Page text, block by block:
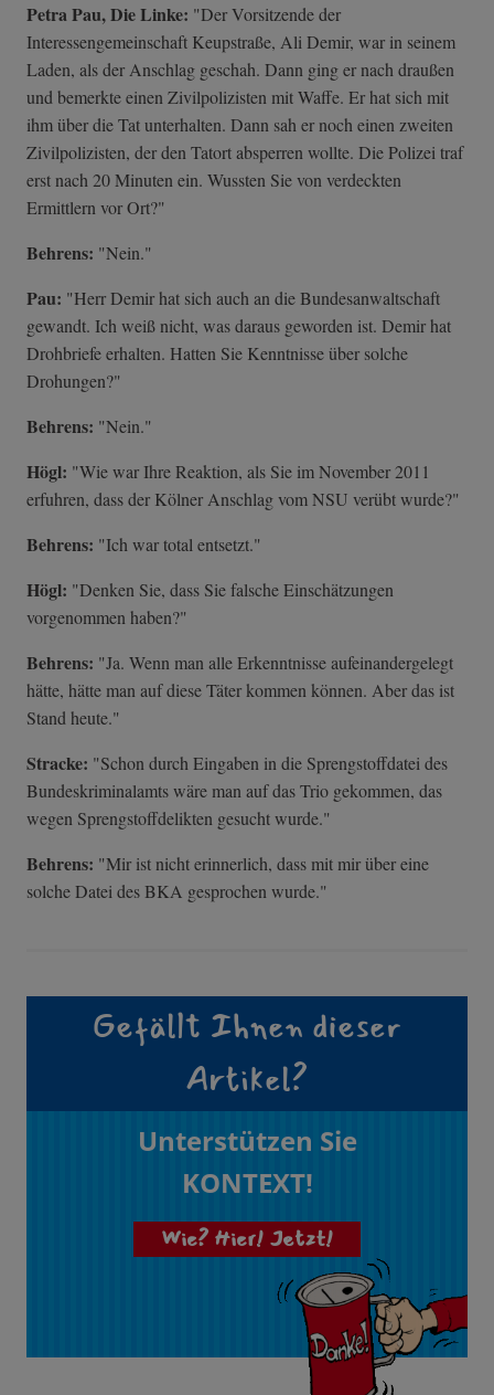
Petra Pau, Die Linke: "Der Vorsitzende der
Interessengemeinschaft Keupstraße, Ali Demir, war in seinem
Laden, als der Anschlag geschah. Dann ging er nach draußen
und bemerkte einen Zivilpolizisten mit Waffe. Er hat sich mit
ihm über die Tat unterhalten. Dann sah er noch einen zweiten
Zivilpolizisten, der den Tatort absperren wollte. Die Polizei traf
erst nach 20 Minuten ein. Wussten Sie von verdeckten
Ermittlern vor Ort?"
Behrens: "Nein."
Pau: "Herr Demir hat sich auch an die Bundesanwaltschaft
gewandt. Ich weiß nicht, was daraus geworden ist. Demir hat
Drohbriefe erhalten. Hatten Sie Kenntnisse über solche
Drohungen?"
Behrens: "Nein."
Högl: "Wie war Ihre Reaktion, als Sie im November 2011
erfuhren, dass der Kölner Anschlag vom NSU verübt wurde?"
Behrens: "Ich war total entsetzt."
Högl: "Denken Sie, dass Sie falsche Einschätzungen
vorgenommen haben?"
Behrens: "Ja. Wenn man alle Erkenntnisse aufeinandergelegt
hätte, hätte man auf diese Täter kommen können. Aber das ist
Stand heute."
Stracke: "Schon durch Eingaben in die Sprengstoffdatei des
Bundeskriminalamts wäre man auf das Trio gekommen, das
wegen Sprengstoffdelikten gesucht wurde."
Behrens: "Mir ist nicht erinnerlich, dass mit mir über eine
solche Datei des BKA gesprochen wurde."
Gefällt Ihnen dieser
Artikel?
Unterstützen Sie
KONTEXT!
Wie? Hier! Jetzt!